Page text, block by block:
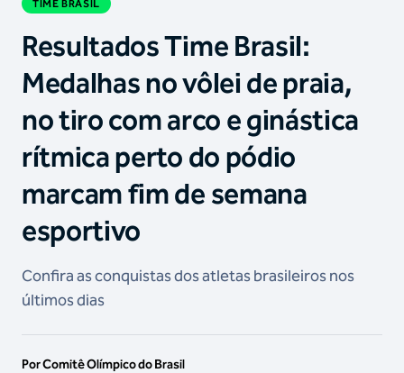
TIME BRASIL
Resultados Time Brasil:
Medalhas no vôlei de praia,
no tiro com arco e ginástica
rítmica perto do pódio
marcam fim de semana
esportivo
Confira as conquistas dos atletas brasileiros nos
últimos dias
Por Comitê Olímpico do Brasil